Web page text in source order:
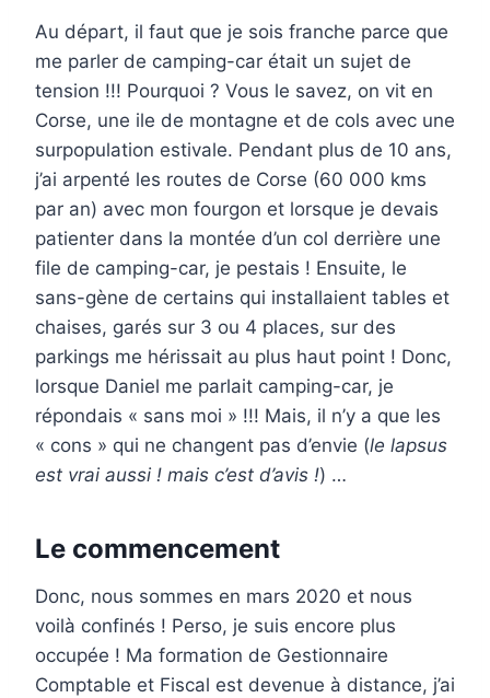
Au départ, il faut que je sois franche parce que
me parler de camping-car était un sujet de
tension !!! Pourquoi ? Vous le savez, on vit en
Corse, une ile de montagne et de cols avec une
surpopulation estivale. Pendant plus de 10 ans,
j’ai arpenté les routes de Corse (60 000 kms
par an) avec mon fourgon et lorsque je devais
patienter dans la montée d’un col derrière une
file de camping-car, je pestais ! Ensuite, le
sans-gène de certains qui installaient tables et
chaises, garés sur 3 ou 4 places, sur des
parkings me hérissait au plus haut point ! Donc,
lorsque Daniel me parlait camping-car, je
répondais « sans moi » !!! Mais, il n’y a que les
« cons » qui ne changent pas d’envie (le lapsus
est vrai aussi ! mais c’est d’avis !) …
Le commencement
Donc, nous sommes en mars 2020 et nous
voilà confinés ! Perso, je suis encore plus
occupée ! Ma formation de Gestionnaire
Comptable et Fiscal est devenue à distance, j’ai